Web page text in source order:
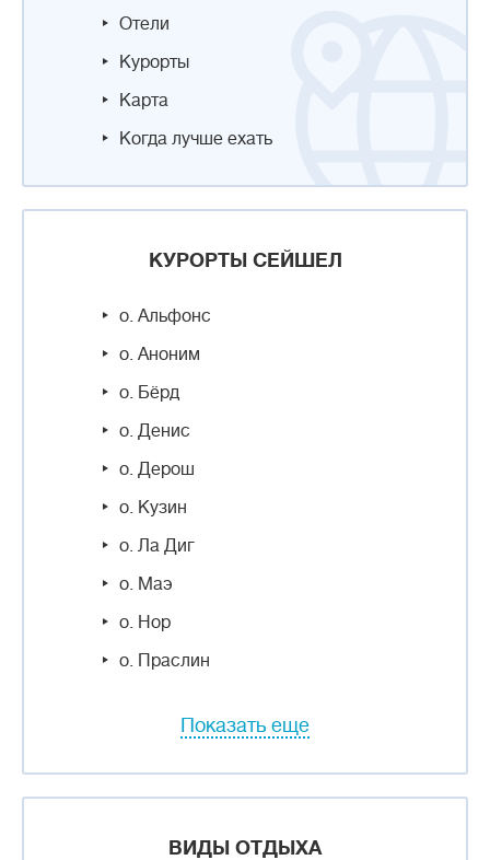
Отели
Курорты
Карта
Когда лучше ехать
КУРОРТЫ СЕЙШЕЛ
о. Альфонс
о. Аноним
о. Бёрд
о. Денис
о. Дерош
о. Кузин
о. Ла Диг
о. Маэ
о. Нор
о. Праслин
Показать еще
ВИДЫ ОТДЫХА